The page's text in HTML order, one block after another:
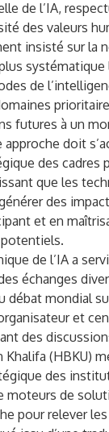
de l’IA,
des valeurs
insisté sur la
systématique
de
futures à un
doit
des cadres
que les
des
et en
de l’IA a
échanges
mondial
et
des
Khalifa (HBKU)
des
moteurs de
pour relever